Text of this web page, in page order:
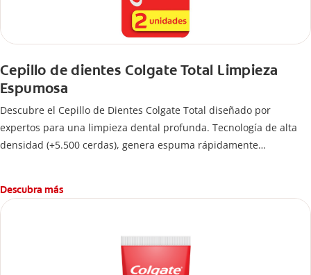
Cepillo de dientes Colgate Total Limpieza
Espumosa
Descubre el Cepillo de Dientes Colgate Total diseñado por
expertos para una limpieza dental profunda. Tecnología de alta
densidad (+5.500 cerdas), genera espuma rápidamente
Descubra más